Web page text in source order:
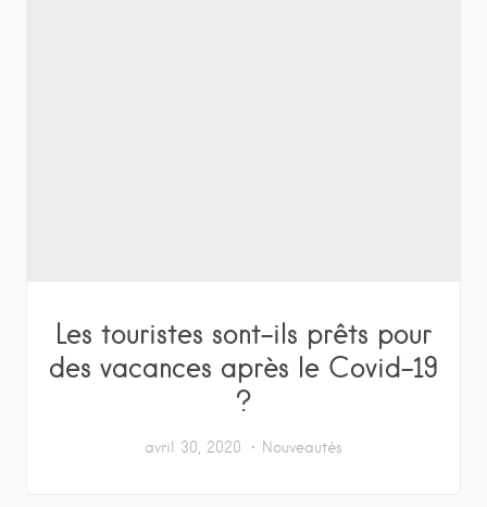
Les touristes sont-ils prêts pour
des vacances après le Covid-19
?
avril 30, 2020 Nouveautés